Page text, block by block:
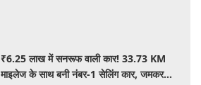
₹6.25 लाख में सनरूफ वाली कार! 33.73 KM
माइलेज के साथ बनी नंबर-1 सेलिंग कार, जमकर